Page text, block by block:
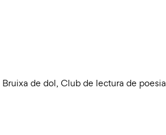
Bruixa de dol, Club de lectura de poesia